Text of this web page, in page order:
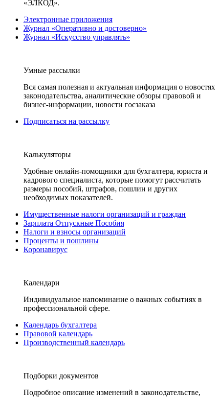
«ЭЛКОД».
Электронные приложения
Журнал «Оперативно и достоверно»
Журнал «Искусство управлять»
Умные рассылки
Вся самая полезная и актуальная информация о новостях
законодательства, аналитические обзоры правовой и
бизнес-информации, новости госзаказа
Подписаться на рассылку
Калькуляторы
Удобные онлайн-помощники для бухгалтера, юриста и
кадрового специалиста, которые помогут рассчитать
размеры пособий, штрафов, пошлин и других
необходимых показателей.
Имущественные налоги организаций и граждан
Зарплата Отпускные Пособия
Налоги и взносы организаций
Проценты и пошлины
Коронавирус
Календари
Индивидуальное напоминание о важных событиях в
профессиональной сфере.
Календарь бухгалтера
Правовой календарь
Производственный календарь
Подборки документов
Подробное описание изменений в законодательстве,